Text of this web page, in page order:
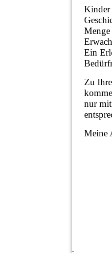
Kinder
Menge
Ein
Zu
nur
Meine
.